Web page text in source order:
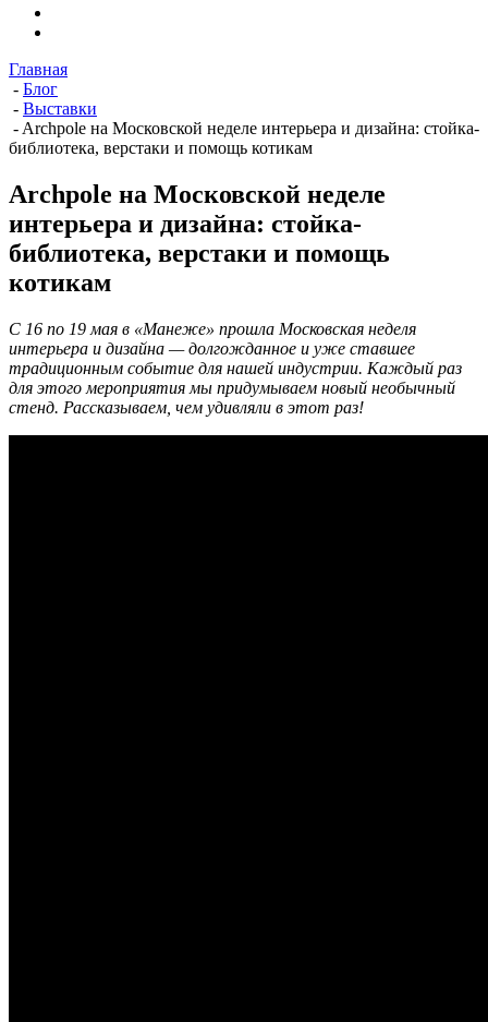
Главная
- Блог
- Выставки
- Archpole на Московской неделе интерьера и дизайна: стойка-
библиотека, верстаки и помощь котикам
Archpole на Московской неделе
интерьера и дизайна: стойка-
библиотека, верстаки и помощь
котикам
С 16 по 19 мая в «Манеже» прошла Московская неделя
интерьера и дизайна — долгожданное и уже ставшее
традиционным событие для нашей индустрии. Каждый раз
для этого мероприятия мы придумываем новый необычный
стенд. Рассказываем, чем удивляли в этот раз!